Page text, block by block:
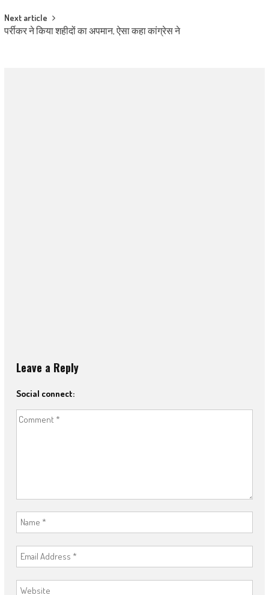
Next article
पर्रीकर ने किया शहीदों का अपमान, ऐसा कहा कांग्रेस ने
Leave a Reply
Social connect: